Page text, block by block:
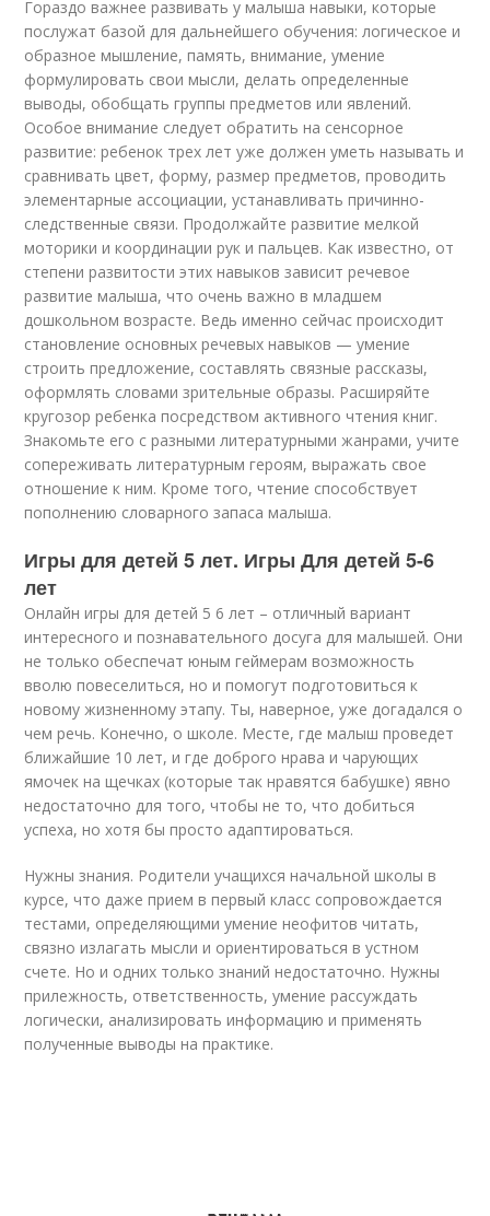
Гораздо важнее развивать у малыша навыки, которые
послужат базой для дальнейшего обучения: логическое и
образное мышление, память, внимание, умение
формулировать свои мысли, делать определенные
выводы, обобщать группы предметов или явлений.
Особое внимание следует обратить на сенсорное
развитие: ребенок трех лет уже должен уметь называть и
сравнивать цвет, форму, размер предметов, проводить
элементарные ассоциации, устанавливать причинно-
следственные связи. Продолжайте развитие мелкой
моторики и координации рук и пальцев. Как известно, от
степени развитости этих навыков зависит речевое
развитие малыша, что очень важно в младшем
дошкольном возрасте. Ведь именно сейчас происходит
становление основных речевых навыков — умение
строить предложение, составлять связные рассказы,
оформлять словами зрительные образы. Расширяйте
кругозор ребенка посредством активного чтения книг.
Знакомьте его с разными литературными жанрами, учите
сопереживать литературным героям, выражать свое
отношение к ним. Кроме того, чтение способствует
пополнению словарного запаса малыша.
Игры для детей 5 лет. Игры Для детей 5-6
лет
Онлайн игры для детей 5 6 лет – отличный вариант
интересного и познавательного досуга для малышей. Они
не только обеспечат юным геймерам возможность
вволю повеселиться, но и помогут подготовиться к
новому жизненному этапу. Ты, наверное, уже догадался о
чем речь. Конечно, о школе. Месте, где малыш проведет
ближайшие 10 лет, и где доброго нрава и чарующих
ямочек на щечках (которые так нравятся бабушке) явно
недостаточно для того, чтобы не то, что добиться
успеха, но хотя бы просто адаптироваться.
Нужны знания. Родители учащихся начальной школы в
курсе, что даже прием в первый класс сопровождается
тестами, определяющими умение неофитов читать,
связно излагать мысли и ориентироваться в устном
счете. Но и одних только знаний недостаточно. Нужны
прилежность, ответственность, умение рассуждать
логически, анализировать информацию и применять
полученные выводы на практике.